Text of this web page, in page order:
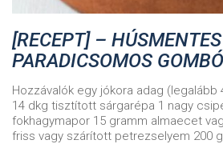
[RECEPT] – HÚSMENTES
PARADICSOMOS
Hozzávalók egy jókora adag
14 dkg tisztított sárgarépa 1 nagy
fokhagymapor 15 gramm almaecet
friss vagy szárított petrezselyem 200